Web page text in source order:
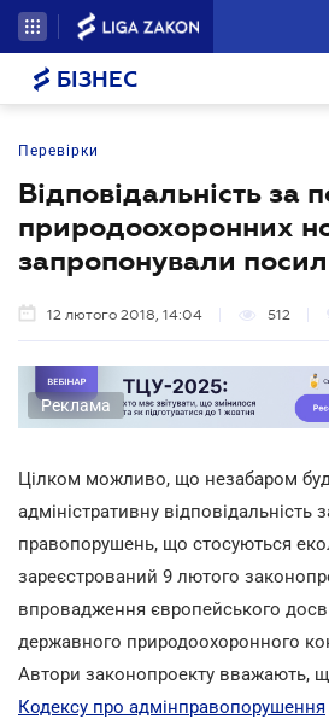
БІЗНЕС
Перевірки
Відповідальність за
природоохоронних
запропонували
12 лютого 2018, 14:04 512
Реклама
Цілком можливо, що незабаром
адміністративну відповідальність
правопорушень, що стосуються
зареєстрований 9 лютого
впровадження європейського
державного природоохоронного
Автори законопроекту вважають,
Кодексу про адмінправопорушення